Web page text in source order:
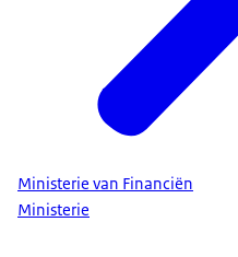
Ministerie van Financiën
Ministerie